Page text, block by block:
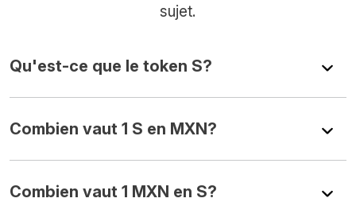
sujet.
Qu'est-ce que le token S?
Combien vaut 1 S en MXN?
Combien vaut 1 MXN en S?